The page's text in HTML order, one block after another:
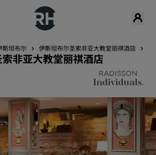
斯坦布尔 伊斯坦布尔圣索非亚大教堂丽祺酒店
非亚大教堂丽祺酒店